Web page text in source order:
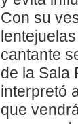
Con su
cantante
de la Sala
interpretó
que